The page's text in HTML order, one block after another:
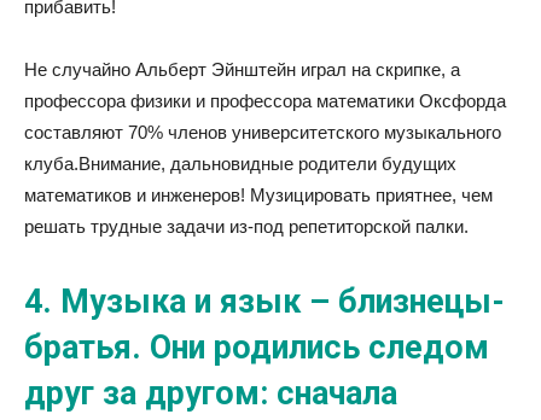
прибавить!
Не случайно Альберт Эйнштейн играл на скрипке, а
профессора физики и профессора математики Оксфорда
составляют 70% членов университетского музыкального
клуба.Внимание, дальновидные родители будущих
математиков и инженеров! Музицировать приятнее, чем
решать трудные задачи из-под репетиторской палки.
4. Музыка и язык – близнецы-
братья. Они родились следом
друг за другом: сначала